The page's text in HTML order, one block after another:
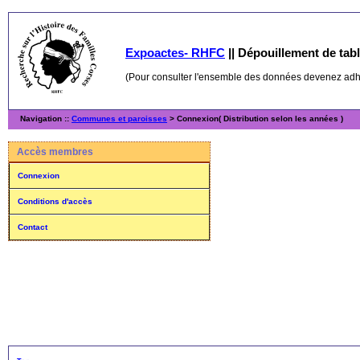
Expoactes- RHFC || Dépouillement de
(Pour consulter l'ensemble des données devenez
Navigation :: Communes et paroisses > Connexion( Distribution selon les années )
Accès membres
Connexion
Conditions d'accès
Contact